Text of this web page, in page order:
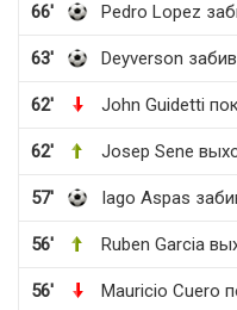
66' Pedro Lopez
63' Deyverson
62' John Guidetti
62' Josep Sene
57' Iago Aspas
56' Ruben Garcia
56' Mauricio Cuero